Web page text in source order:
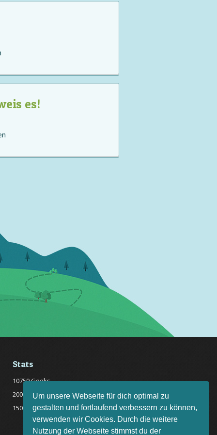
Um unsere Webseite für dich optimal zu
gestalten und fortlaufend verbessern zu können,
verwenden wir Cookies. Durch die weitere
Nutzung der Webseite stimmst du der
es!
Stats
10750 Geeks
20057 Rätsel online
150 Quizfragen online